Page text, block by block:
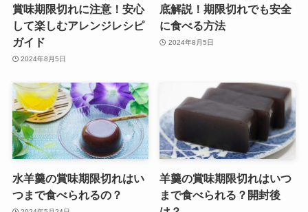
賞味期限切れに注意！安心
して楽しむアレンジレシピ
ガイド
2024年8月5日
底解説！期限切れでも安全
に食べる方法
2024年8月5日
水羊羹の賞味期限切れはい
つまで食べられるの？
羊羹の賞味期限切れはいつ
まで食べられる？開封後